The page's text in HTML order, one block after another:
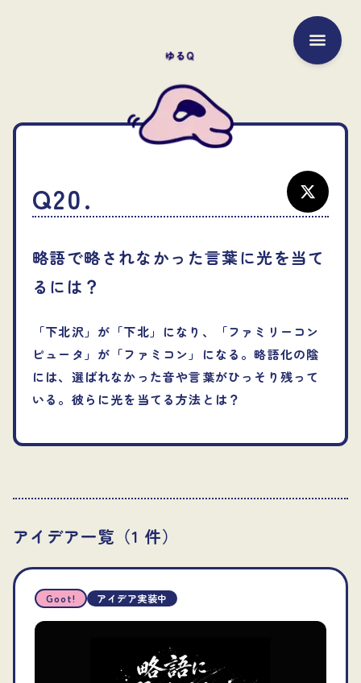
メニュ
Q20.
略語で略されなかった言葉に光を当て
るには？
「下北沢」が「下北」になり、「ファミリーコン
ピュータ」が「ファミコン」になる。略語化の陰
には、選ばれなかった音や言葉がひっそり残って
いる。彼らに光を当てる方法とは？
アイデア一覧（1 件）
Goot! アイデア実装中